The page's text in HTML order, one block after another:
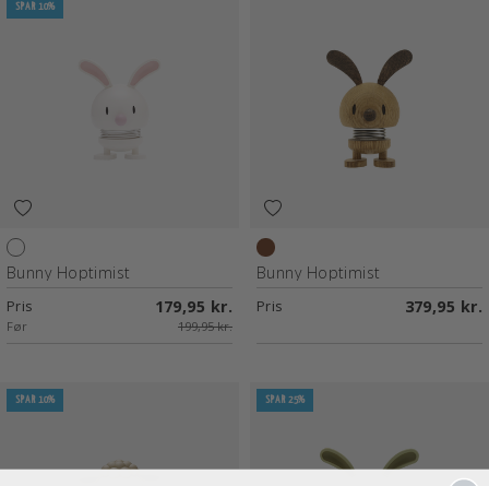
SPAR 10%
White
Bunny Hoptimist
Pris 179,95 kr.
Før 199,95 kr.
Oak
Bunny Hoptimist
Pris 379,95 kr.
SPAR 10% SPAR 25%